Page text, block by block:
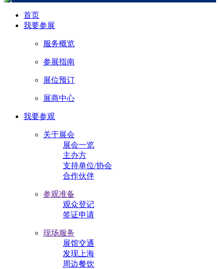
首页
我要参展
服务概览
参展指南
展位预订
展商中心
我要参观
关于展会
展会一览
主办方
支持单位/协会
合作伙伴
参观准备
观众登记
签证申请
现场服务
展馆交通
发现上海
周边餐饮